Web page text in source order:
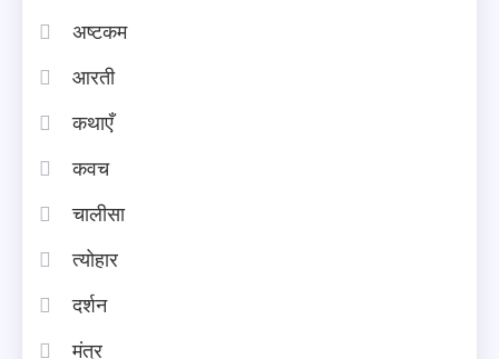
अष्टकम
आरती
कथाएँ
कवच
चालीसा
त्योहार
दर्शन
मंत्र